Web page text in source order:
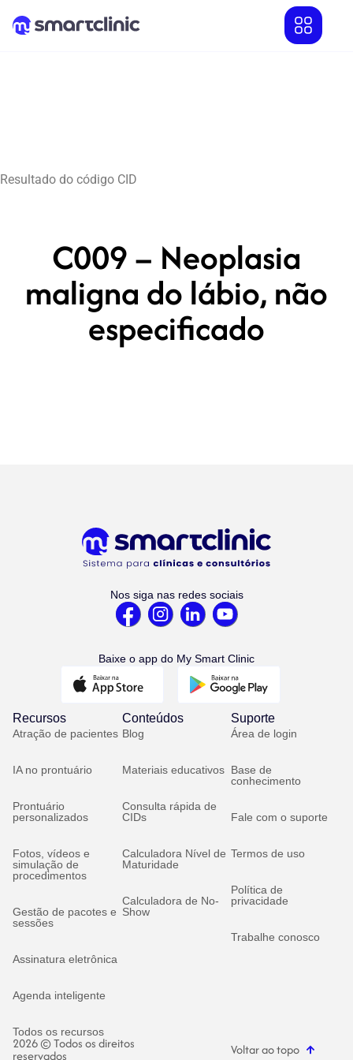
Resultado do código CID
C009 – Neoplasia
maligna do lábio, não
especificado
Nos siga nas redes sociais
Baixe o app do My Smart Clinic
Recursos
Atração de pacientes
IA no prontuário
Prontuário
personalizados
Fotos, vídeos e
simulação de
procedimentos
Gestão de pacotes e
sessões
Assinatura eletrônica
Agenda inteligente
Todos os recursos
Conteúdos
Blog
Materiais educativos
Consulta rápida de
CIDs
Calculadora Nível de
Maturidade
Calculadora de No-
Show
Suporte
Área de login
Base de
conhecimento
Fale com o suporte
Termos de uso
Política de
privacidade
Trabalhe conosco
2026 © Todos os direitos
reservados Voltar ao topo